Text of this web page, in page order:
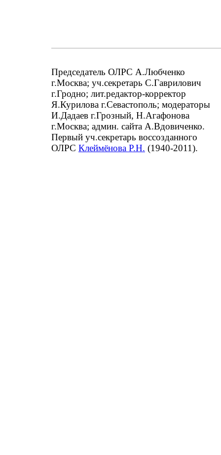
Председатель ОЛРС А.Любченко
г.Москва; уч.секретарь С.Гаврилович
г.Гродно; лит.редактор-корректор
Я.Курилова г.Севастополь; модераторы
И.Дадаев г.Грозный, Н.Агафонова
г.Москва; админ. сайта А.Вдовиченко.
Первый уч.секретарь воссозданного
ОЛРС Клеймёнова Р.Н. (1940-2011).